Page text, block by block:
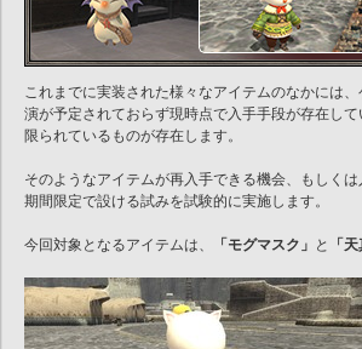
これまでに実装された様々なアイテムのなかには
演が予定されておらず現時点で入手手段が存在し
限られているものが存在します。
そのようなアイテムが再入手できる機会、もしく
期間限定で設ける試みを試験的に実施します。
今回対象となるアイテムは、 「モグマスク」 と 「